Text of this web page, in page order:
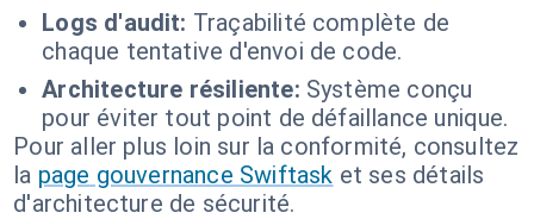
Logs d'audit: Traçabilité complète de
chaque tentative d'envoi de code.
Architecture résiliente: Système conçu
pour éviter tout point de défaillance unique.
Pour aller plus loin sur la conformité, consultez
la page gouvernance Swiftask et ses détails
d'architecture de sécurité.